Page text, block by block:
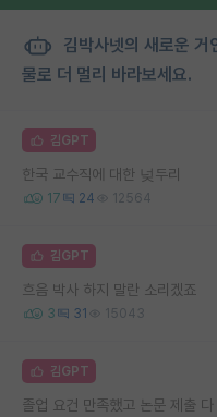
김박사넷의 새로운 거
물로 더 멀리 바라보세요.
김GPT
한국 교수직에 대한 넞두리
17 24 12564
김GPT
흐음 박사 하지 말란 소리겠죠
3 31 15043
김GPT
졸업 요건 만족했고 논문 제출